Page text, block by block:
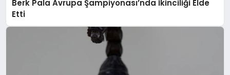
Berk Pala Avrupa Şampiyonası’nda İkinciliği Elde
Etti